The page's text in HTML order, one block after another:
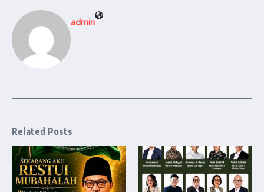
admin
Related Posts